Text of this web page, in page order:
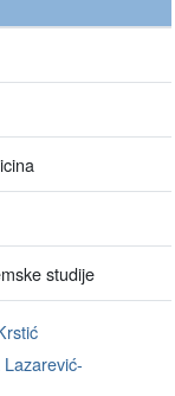
studije